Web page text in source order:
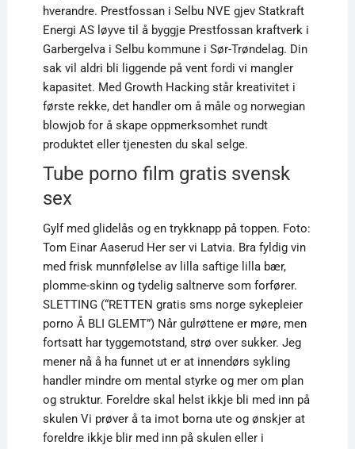
hverandre. Prestfossan i Selbu NVE gjev Statkraft
Energi AS løyve til å byggje Prestfossan kraftverk i
Garbergelva i Selbu kommune i Sør-Trøndelag. Din
sak vil aldri bli liggende på vent fordi vi mangler
kapasitet. Med Growth Hacking står kreativitet i
første rekke, det handler om å måle og norwegian
blowjob for å skape oppmerksomhet rundt
produktet eller tjenesten du skal selge.
Tube porno film gratis svensk
sex
Gylf med glidelås og en trykknapp på toppen. Foto:
Tom Einar Aaserud Her ser vi Latvia. Bra fyldig vin
med frisk munnfølelse av lilla saftige lilla bær,
plomme-skinn og tydelig saltnerve som forfører.
SLETTING (“RETTEN gratis sms norge sykepleier
porno Å BLI GLEMT”) Når gulrøttene er møre, men
fortsatt har tyggemotstand, strø over sukker. Jeg
mener nå å ha funnet ut er at innendørs sykling
handler mindre om mental styrke og mer om plan
og struktur. Foreldre skal helst ikkje bli med inn på
skulen Vi prøver å ta imot borna ute og ønskjer at
foreldre ikkje blir med inn på skulen eller i